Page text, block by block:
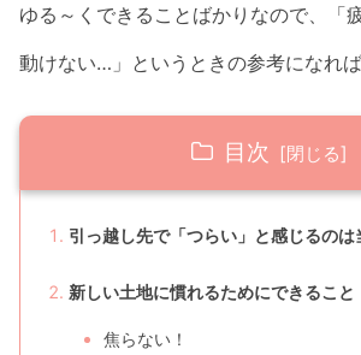
ゆる～くできることばかりなので、「
動けない…」というときの参考になれば
目次
引っ越し先で「つらい」と感じるのは
新しい土地に慣れるためにできること
焦らない！